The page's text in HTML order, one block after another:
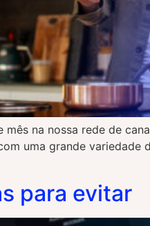
mês na nossa rede de
uma grande
para evitar